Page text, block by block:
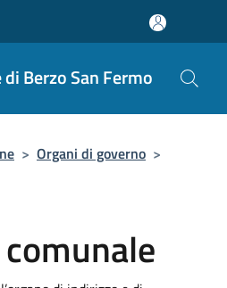
Berzo San Fermo
> Organi di governo >